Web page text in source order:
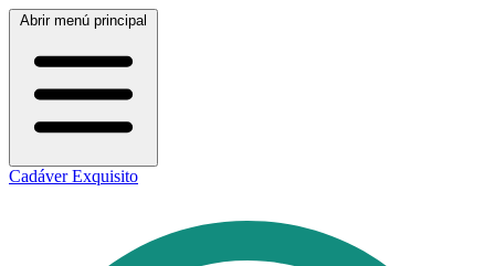
Abrir menú principal
Cadáver Exquisito